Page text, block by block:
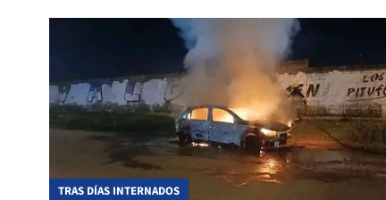
TRAS DÍAS INTERNADOS